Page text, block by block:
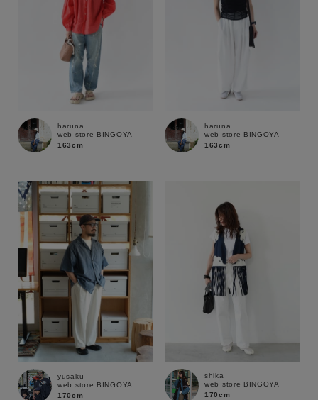
この条件で絞り込む
haruna
web store BINGOYA
163cm
haruna
web store BINGOYA
163cm
yusaku
web store BINGOYA
170cm
shika
web store BINGOYA
170cm